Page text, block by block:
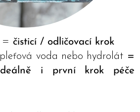
= čisticí / odličovací krok
pleťová voda nebo hydrolát=
i první krok péče